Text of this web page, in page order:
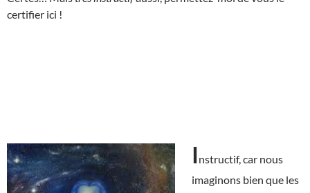
certifier ici !
Instructif, car nous
imaginons bien que les